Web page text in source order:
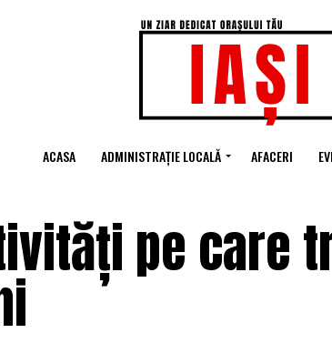
ACASA ADMINISTRAȚIE LOCALĂ AFACERI
pe care